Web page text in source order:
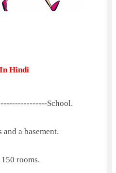
Hindi
School.
a basement.
rooms.